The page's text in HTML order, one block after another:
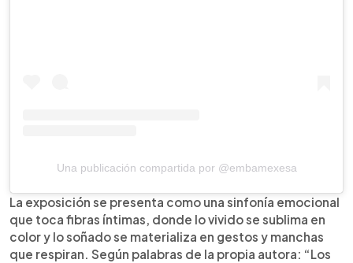
Una publicación compartida por @embamexesa
La exposición se presenta como una sinfonía emocional
que toca fibras íntimas, donde lo vivido se sublima en
color y lo soñado se materializa en gestos y manchas
que respiran. Según palabras de la propia autora: “Los